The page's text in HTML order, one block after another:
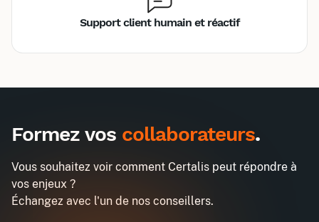
Support client humain et réactif
Guide pratique de la norme ISO
Entreprise*
Formez vos collaborateurs.
Vous souhaitez voir comment Certalis peut répondre à
vos enjeux ?
Échangez avec l'un de nos conseillers.